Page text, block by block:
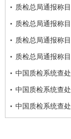
质检总局通报称
质检总局通报称
质检总局通报称
质检总局通报称
中国质检系统查
中国质检系统查
中国质检系统查